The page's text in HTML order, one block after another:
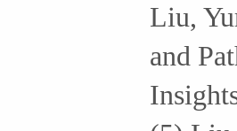
Liu,
and